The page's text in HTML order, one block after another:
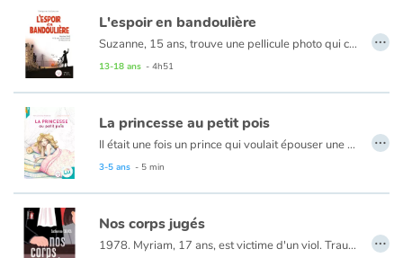
L'espoir en bandoulière
Suzanne, 15 ans, trouve une pellicule photo qui contient un document en allemand. Celui-ci semble fortement intéresser le chef de la Gestapo. Lorsque Suzanne entre dans la Résistance débute alors pour elle une nouvelle vie, aventureuse et clandestine. En septembre 1943, les Alliés bombardent Nantes tandis que son frère s’engage dans la Milice et que la Gestapo recherche toujours la pellicule…
13-18 ans - 4h51
…
La princesse au petit pois
Il était une fois un prince qui voulait épouser une princesse, mais une vraie princesse...
3-5 ans - 5 min
…
Nos corps jugés
1978. Myriam, 17 ans, est victime d'un viol. Traumatisée, craignant d'être enceinte, elle ne trouve de soutien ni dans sa famille, qui a peur du qu'en-dira-t-on, ni auprès de son amie Lili, enfermée dans une morale rétrograde. L'exemple d'une élève de sa classe, militante au Mouvement de Libération des Femmes et le retentissement du procès d'Aix, qualifié de « procès du viol » par Gisèle Halimi, va l'aider à porter plainte, aller en justice et faire entendre sa voix. …